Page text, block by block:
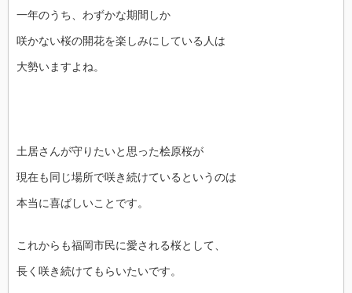
一年のうち、わずかな期間しか
咲かない桜の開花を楽しみにしている人は
大勢いますよね。
土居さんが守りたいと思った桧原桜が
現在も同じ場所で咲き続けているというのは
本当に喜ばしいことです。
これからも福岡市民に愛される桜として、
長く咲き続けてもらいたいです。